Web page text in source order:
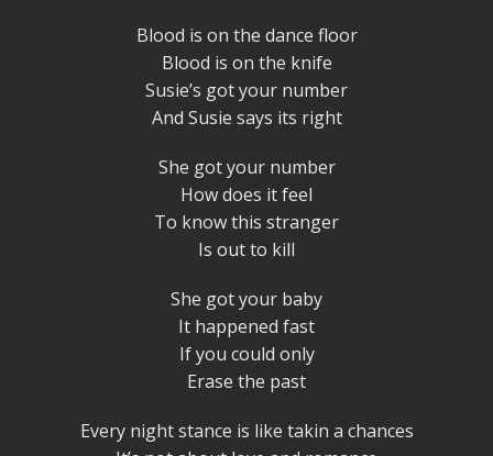
Blood is on the dance floor
Blood is on the knife
Susie’s got your number
And Susie says its right
She got your number
How does it feel
To know this stranger
Is out to kill
She got your baby
It happened fast
If you could only
Erase the past
Every night stance is like takin a chances